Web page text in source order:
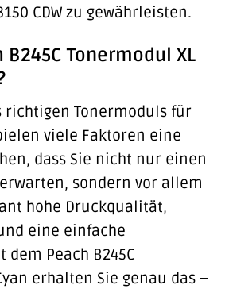
CDW zu gewährleisten.
B245C Tonermodul XL
richtigen Tonermoduls für
viele Faktoren eine
dass Sie nicht nur einen
sondern vor allem
hohe Druckqualität,
eine einfache
dem Peach B245C
erhalten Sie genau das –